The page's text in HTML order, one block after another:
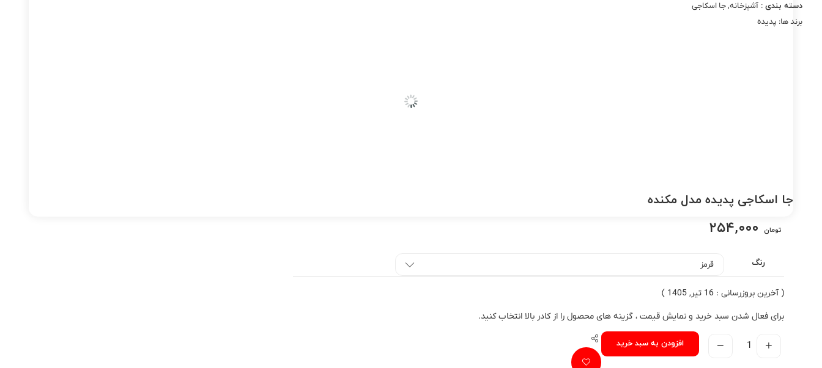
دسته بندی : آشپزخانه,جا اسکاجی
برند ها: پدیده
جا اسکاجی پدیده مدل مکنده
تومان
رنگ
( آخرین بروزرسانی : 16 تیر, 1405 )
برای فعال شدن سبد خرید و نمایش قیمت ، گزینه های محصول را از کادر بالا انتخاب کنید.
افزودن به سبد خرید